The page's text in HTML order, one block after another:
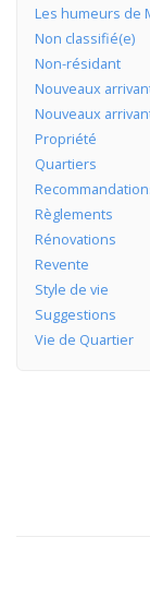
Les humeurs de
Non classifié(e)
Non-résidant
Nouveaux
Nouveaux
Propriété
Quartiers
Règlements
Rénovations
Revente
Style de vie
Suggestions
Vie de Quartier